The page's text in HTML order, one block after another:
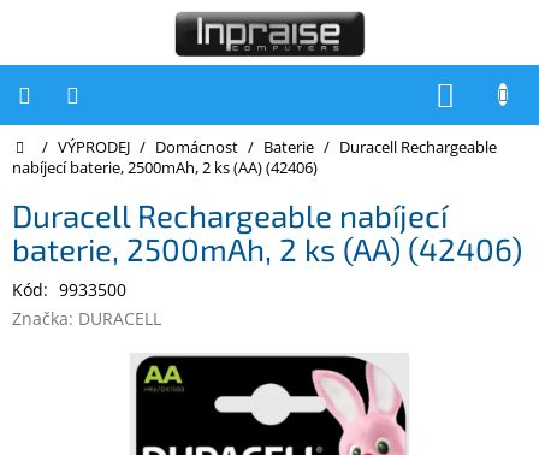
Počítače
Inpraise
Notebooky
Tiskárny
Domů
/ VÝPRODEJ / Domácnost / Baterie / Duracell Rechargeable
nabíjecí baterie, 2500mAh, 2 ks (AA) (42406)
Duracell Rechargeable nabíjecí
baterie, 2500mAh, 2 ks (AA) (42406)
Kód: 9933500
Značka: DURACELL